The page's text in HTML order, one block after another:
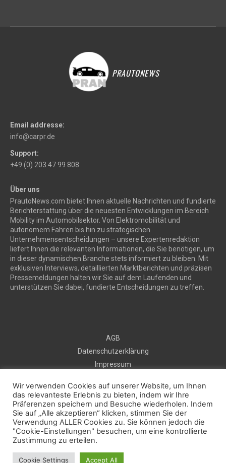
PRAUTONEWS
Email addresse:
info@carpr.de
Support:
+49 (0) 203 47 99 808
Über uns
PrautoNews.com bietet Ihnen aktuelle Nachrichten und fundierte
Berichterstattung über die neuesten Entwicklungen im Bereich
Mobility im Automobilsektor. Von Elektromobilität und
autonomem Fahren bis hin zu strategischen
Unternehmensentscheidungen – unsere Expertenredaktion
liefert Ihnen die relevanten Informationen, die Sie benötigen, um
in dieser dynamischen Branche stets informiert zu bleiben. Mit
exklusiven Interviews, detaillierten Marktberichten und präzisen
Pressemeldungen halten wir Sie auf dem Laufenden und
unterstützen Sie dabei, fundierte Entscheidungen zu treffen.
AGB
Datenschutzerklärung
Impressum
Kontakt
Kostenlos Pressemeldung veröffentlichen
2025 © prautonews.com
Wir verwenden Cookies auf unserer Website, um Ihnen
das relevanteste Erlebnis zu bieten, indem wir Ihre
Präferenzen speichern und Besuche wiederholen. Indem
Sie auf „Alle akzeptieren“ klicken, stimmen Sie der
Verwendung ALLER Cookies zu. Sie können jedoch die
"Cookie-Einstellungen" besuchen, um eine kontrollierte
Zustimmung zu erteilen.
Cookie Settings Accept All